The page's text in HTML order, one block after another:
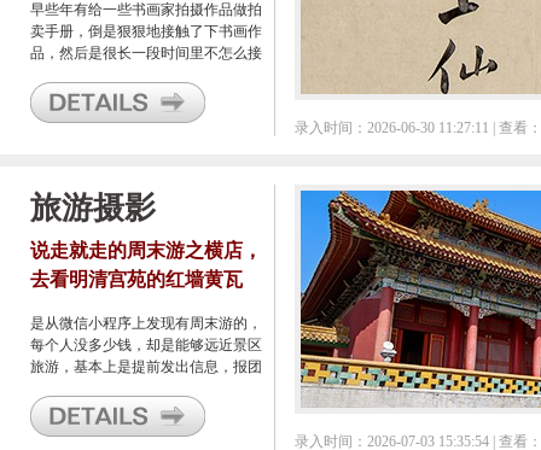
早些年有给一些书画家拍摄作品做拍
卖手册，倒是狠狠地接触了下书画作
品，然后是很长一段时间里不怎么接
张作品，基本算是跟书画拍摄无接触
了，再加上现在很多人用手机拍拍朋
录入时间：2026-06-30 11:27:11 | 查看
旅游摄影
说走就走的周末游之横店，
去看明清宫苑的红墙黄瓦
是从微信小程序上发现有周末游的，
每个人没多少钱，却是能够远近景区
旅游，基本上是提前发出信息，报团
不错的活动组织，能够帮周末无聊的
人很好的打发掉时间，基本上是车接
录入时间：2026-07-03 15:35:54 | 查看